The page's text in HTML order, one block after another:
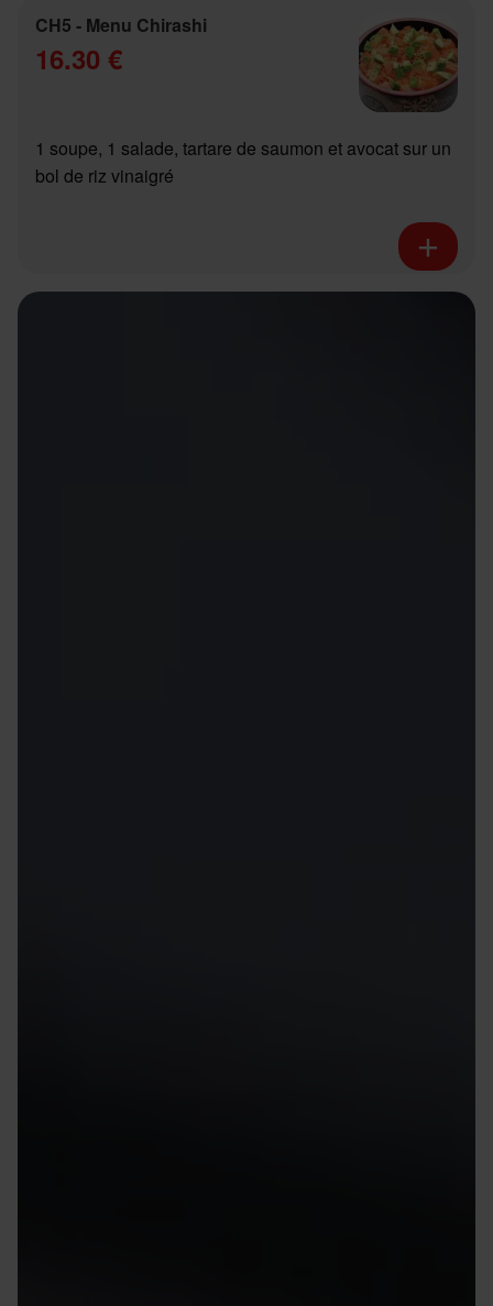
CH5 - Menu Chirashi
16.30 €
1 soupe, 1 salade, tartare de saumon et avocat sur un
bol de riz vinaigré